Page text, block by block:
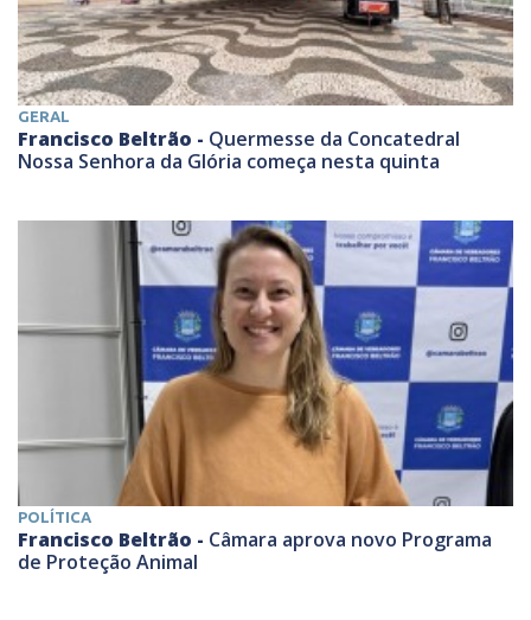
GERAL
Francisco Beltrão - Quermesse da Concatedral
Nossa Senhora da Glória começa nesta quinta
POLÍTICA
Francisco Beltrão - Câmara aprova novo Programa
de Proteção Animal